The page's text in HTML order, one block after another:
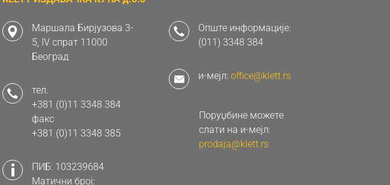
Маршала Бирјузова 3-
5, IV спрат 11000
Београд
тел.
+381 (0)11 3348 384
факс
+381 (0)11 3348 385
ПИБ: 103239684
Матични број:
Опште информације:
(011) 3348 384
и-мејл: office@klett.rs
Поруџбине можете
слати на и-мејл:
prodaja@klett.rs